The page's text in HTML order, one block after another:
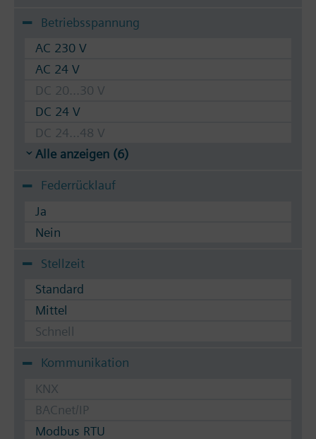
Betriebsspannung
AC 230 V
AC 24 V
DC 20...30 V
DC 24 V
DC 24...48 V
Alle anzeigen (6)
Federrücklauf
Ja
Nein
Stellzeit
Standard
Mittel
Schnell
Kommunikation
KNX
BACnet/IP
Modbus RTU